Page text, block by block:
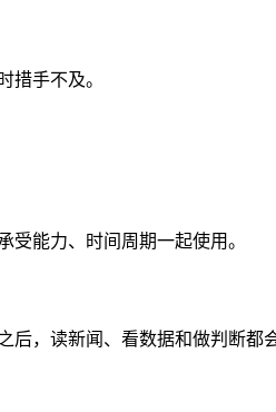
措手不及。
能力、时间周期一起使用。
，读新闻、看数据和做判断都